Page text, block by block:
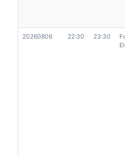
20260806 22:30 23:30